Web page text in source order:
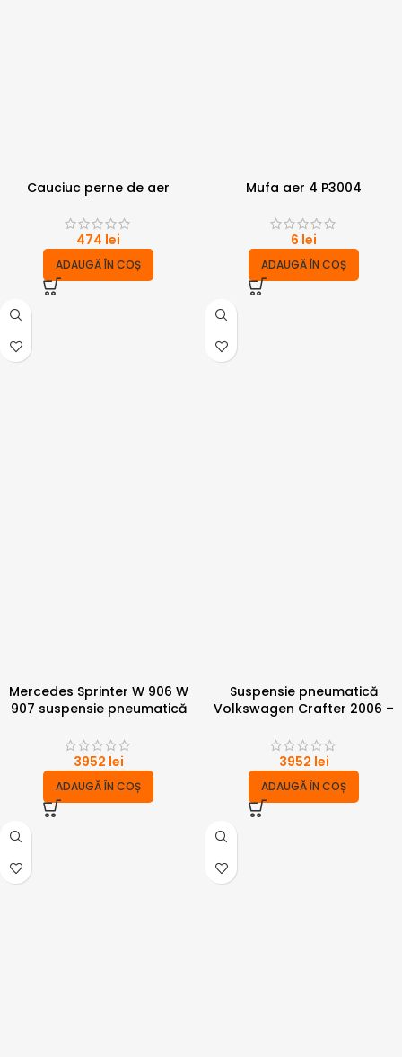
Cauciuc perne de aer
474 lei
ADAUGĂ ÎN COȘ
Mufa aer 4 P3004
6 lei
ADAUGĂ ÎN COȘ
Mercedes Sprinter W 906 W
907 suspensie pneumatică
tone cu compresor
3952 lei
ADAUGĂ ÎN COȘ
Suspensie pneumatică
Volkswagen Crafter 2006 –
compresor
3952 lei
ADAUGĂ ÎN COȘ